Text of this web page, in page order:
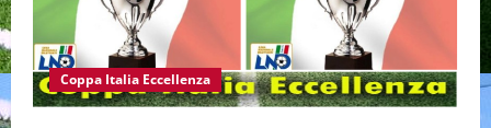
Coppa Italia Eccellenza